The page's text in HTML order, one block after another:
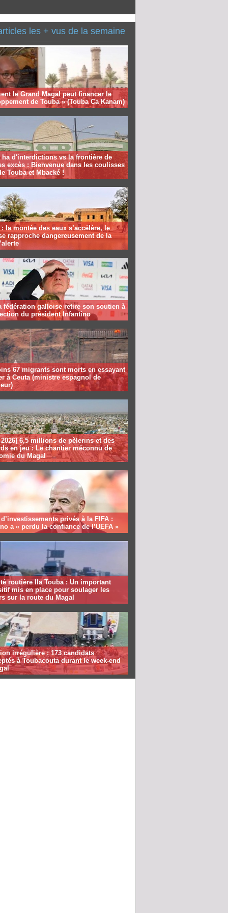
les + vus de la semaine
le Grand Magal peut financer le
de Touba » (Touba Ca Kanam)
ha d'interdictions vs la frontière de
excès : Bienvenue dans les coulisses
Touba et Mbacké !
la montée des eaux s’accélère, le
rapproche dangereusement de la
fédération galloise retire son soutien à
du président Infantino
67 migrants sont morts en essayant
à Ceuta (ministre espagnol de
6,5 millions de pèlerins et des
en jeu : Le chantier méconnu de
du Magal
privés à la FIFA :
a « perdu la confiance de l’UEFA »
routière Ila Touba : Un important
mis en place pour soulager les
sur la route du Magal
irrégulière : 173 candidats
à Toubacouta durant le week-end